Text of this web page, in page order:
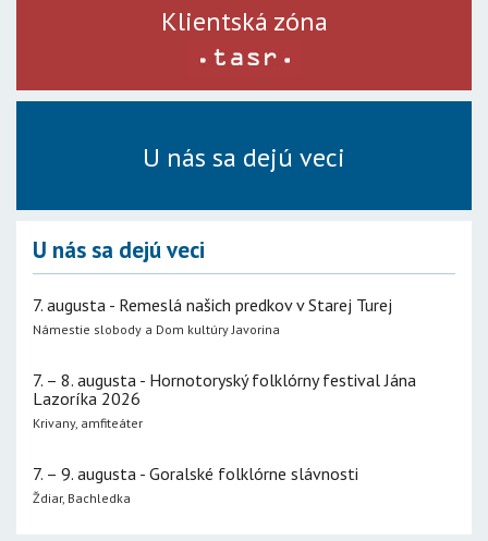
Klientská zóna
U nás sa dejú veci
U nás sa dejú veci
7. augusta - Remeslá našich predkov v Starej Turej
Námestie slobody a Dom kultúry Javorina
7. – 8. augusta - Hornotoryský folklórny festival Jána
Lazoríka 2026
Krivany, amfiteáter
7. – 9. augusta - Goralské folklórne slávnosti
Ždiar, Bachledka